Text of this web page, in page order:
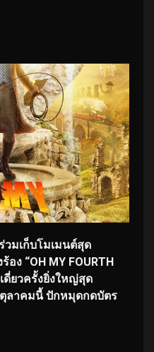
วมเก็บโมเมนต์สุด
ง “OH MY FOURTH
ดี่ยวครั้งยิ่งใหญ่สุด
ลาคมนี้ ปักหมุดกดบัตร